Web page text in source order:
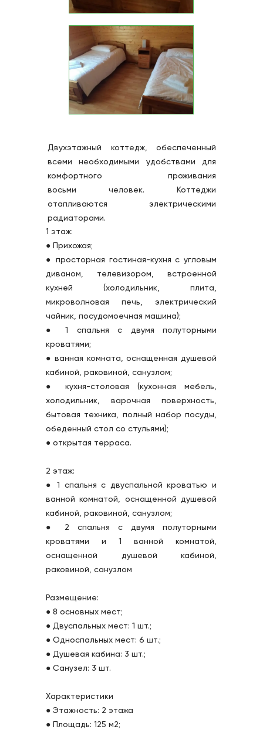
Двухэтажный коттедж, обеспеченный
всеми необходимыми удобствами для
комфортного проживания
восьми человек. Коттеджи
отапливаются электрическими
радиаторами.
1 этаж:
● Прихожая;
● просторная гостиная-кухня с угловым
диваном, телевизором, встроенной
кухней (холодильник, плита,
микроволновая печь, электрический
чайник, посудомоечная машина);
● 1 спальня с двумя полуторными
кроватями;
● ванная комната, оснащенная душевой
кабиной, раковиной, санузлом;
● кухня-столовая (кухонная мебель,
холодильник, варочная поверхность,
бытовая техника, полный набор посуды,
обеденный стол со стульями);
● открытая терраса.
2 этаж:
● 1 спальня с двуспальной кроватью и
ванной комнатой, оснащенной душевой
кабиной, раковиной, санузлом;
● 2 спальня с двумя полуторными
кроватями и 1 ванной комнатой,
оснащенной душевой кабиной,
раковиной, санузлом
Размещение:
● 8 основных мест;
● Двуспальных мест: 1 шт.;
● Односпальных мест: 6 шт.;
● Душевая кабина: 3 шт.;
● Санузел: 3 шт.
Характеристики
● Этажность: 2 этажа
● Площадь: 125 м2;